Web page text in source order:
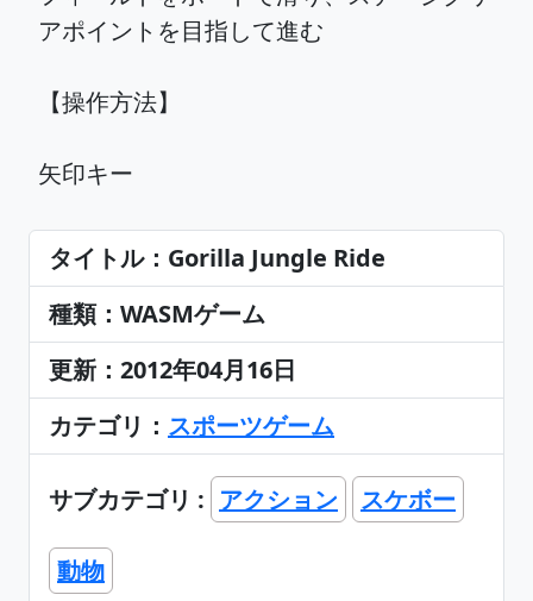
アポイントを目指して進む
【操作方法】
矢印キー
タイトル：Gorilla Jungle Ride
種類：WASMゲーム
更新：2012年04月16日
カテゴリ： スポーツゲーム
サブカテゴリ : アクション スケボー
動物